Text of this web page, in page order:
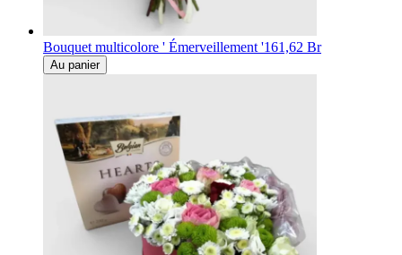
Bouquet multicolore ' Émerveillement '161,62 Br
Au panier